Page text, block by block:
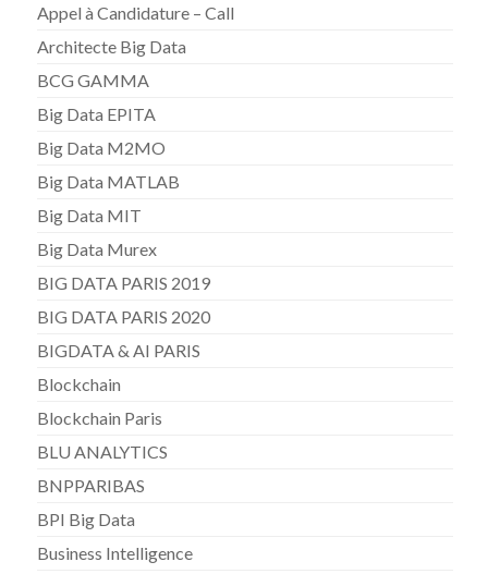
Appel à Candidature – Call
Architecte Big Data
BCG GAMMA
Big Data EPITA
Big Data M2MO
Big Data MATLAB
Big Data MIT
Big Data Murex
BIG DATA PARIS 2019
BIG DATA PARIS 2020
BIGDATA & AI PARIS
Blockchain
Blockchain Paris
BLU ANALYTICS
BNPPARIBAS
BPI Big Data
Business Intelligence